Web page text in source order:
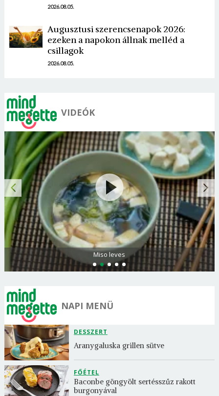
2026.08.05.
Augusztusi szerencsenapok 2026:
ezeken a napokon állnak melléd a
csillagok
2026.08.05.
VIDEÓK
Citromos palacsinta
NAPI MENÜ
DESSZERT
Aranygaluska grillen sütve
FŐÉTEL
Baconbe göngyölt sertésszűz rakott
burgonyával